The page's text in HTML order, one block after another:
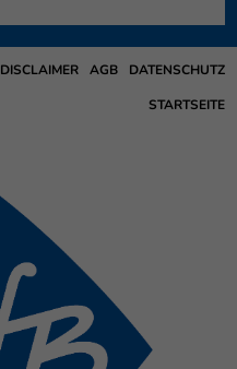
DATENSCHUTZ
AGB
DISCLAIMER
STARTSEITE